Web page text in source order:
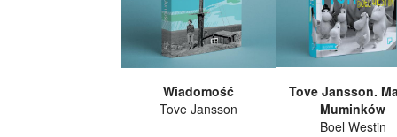
Wiadomość
Tove Jansson
Tove Jansson.
Muminków
Boel Westin